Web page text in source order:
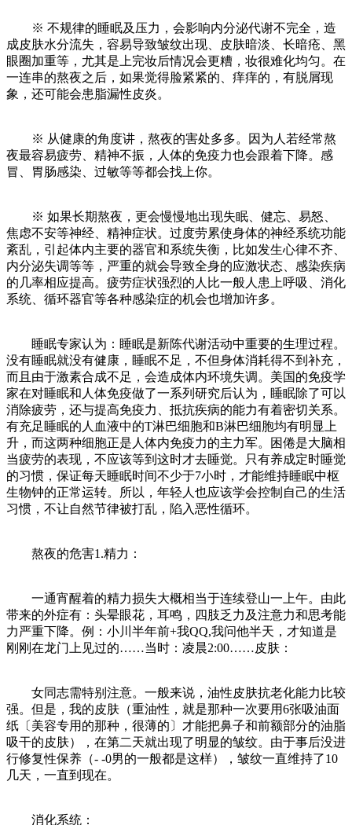
※ 不规律的睡眠及压力，会影响内分泌代谢不完全，造
成皮肤水分流失，容易导致皱纹出现、皮肤暗淡、长暗疮、黑
眼圈加重等，尤其是上完妆后情况会更糟，妆很难化均匀。在
一连串的熬夜之后，如果觉得脸紧紧的、痒痒的，有脱屑现
象，还可能会患脂漏性皮炎。
※ 从健康的角度讲，熬夜的害处多多。因为人若经常熬
夜最容易疲劳、精神不振，人体的免疫力也会跟着下降。感
冒、胃肠感染、过敏等等都会找上你。
※ 如果长期熬夜，更会慢慢地出现失眠、健忘、易怒、
焦虑不安等神经、精神症状。过度劳累使身体的神经系统功能
紊乱，引起体内主要的器官和系统失衡，比如发生心律不齐、
内分泌失调等等，严重的就会导致全身的应激状态、感染疾病
的几率相应提高。疲劳症状强烈的人比一般人患上呼吸、消化
系统、循环器官等各种感染症的机会也增加许多。
睡眠专家认为：睡眠是新陈代谢活动中重要的生理过程。
没有睡眠就没有健康，睡眠不足，不但身体消耗得不到补充，
而且由于激素合成不足，会造成体内环境失调。美国的免疫学
家在对睡眠和人体免疫做了一系列研究后认为，睡眠除了可以
消除疲劳，还与提高免疫力、抵抗疾病的能力有着密切关系。
有充足睡眠的人血液中的T淋巴细胞和B淋巴细胞均有明显上
升，而这两种细胞正是人体内免疫力的主力军。困倦是大脑相
当疲劳的表现，不应该等到这时才去睡觉。只有养成定时睡觉
的习惯，保证每天睡眠时间不少于7小时，才能维持睡眠中枢
生物钟的正常运转。所以，年轻人也应该学会控制自己的生活
习惯，不让自然节律被打乱，陷入恶性循环。
熬夜的危害1.精力：
一通宵醒着的精力损失大概相当于连续登山一上午。由此
带来的外症有：头晕眼花，耳鸣，四肢乏力及注意力和思考能
力严重下降。例：小川半年前+我QQ,我问他半天，才知道是
刚刚在龙门上见过的……当时：凌晨2:00……皮肤：
女同志需特别注意。一般来说，油性皮肤抗老化能力比较
强。但是，我的皮肤（重油性，就是那种一次要用6张吸油面
纸〔美容专用的那种，很薄的〕才能把鼻子和前额部分的油脂
吸干的皮肤），在第二天就出现了明显的皱纹。由于事后没进
行修复性保养（- -0男的一般都是这样），皱纹一直维持了10
几天，一直到现在。
消化系统：